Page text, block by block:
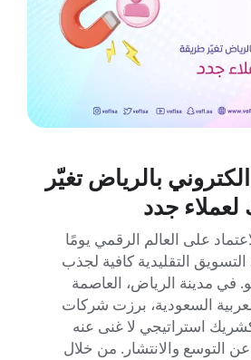
بالرياض تغيّر
جدد
على العالم الرقمي يومًا
التقليدية كافية لجذب
في مدينة الرياض، العاصمة
السعودية، برزت شركات
كشريك استراتيجي لا غنى عنه
التوسع والانتشار. من خلال